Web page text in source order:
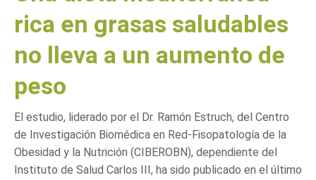
rica en grasas saludables
no lleva a un aumento de
peso
El estudio, liderado por el Dr. Ramón Estruch, del Centro
de Investigación Biomédica en Red-Fisopatología de la
Obesidad y la Nutrición (CIBEROBN), dependiente del
Instituto de Salud Carlos III, ha sido publicado en el último